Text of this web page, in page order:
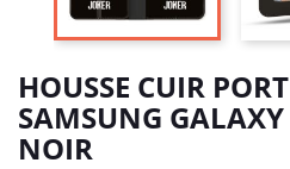
HOUSSE CUIR
SAMSUNG
NOIR